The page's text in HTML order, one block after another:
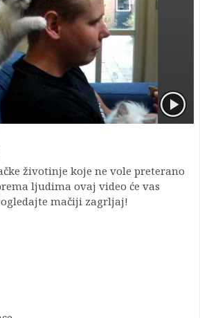
životinje koje ne vole preterano
ljudima ovaj video će vas
mačiji zagrljaj!